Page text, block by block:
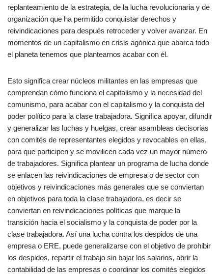
replanteamiento de la estrategia, de la lucha revolucionaria y de
organización que ha permitido conquistar derechos y
reivindicaciones para después retroceder y volver avanzar. En
momentos de un capitalismo en crisis agónica que abarca todo
el planeta tenemos que plantearnos acabar con él.
Esto significa crear núcleos militantes en las empresas que
comprendan cómo funciona el capitalismo y la necesidad del
comunismo, para acabar con el capitalismo y la conquista del
poder político para la clase trabajadora. Significa apoyar, difundir
y generalizar las luchas y huelgas, crear asambleas decisorias
con comités de representantes elegidos y revocables en ellas,
para que participen y se movilicen cada vez un mayor número
de trabajadores. Significa plantear un programa de lucha donde
se enlacen las reivindicaciones de empresa o de sector con
objetivos y reivindicaciones más generales que se conviertan
en objetivos para toda la clase trabajadora, es decir se
conviertan en reivindicaciones políticas que marque la
transición hacia el socialismo y la conquista de poder por la
clase trabajadora. Así una lucha contra los despidos de una
empresa o ERE, puede generalizarse con el objetivo de prohibir
los despidos, repartir el trabajo sin bajar los salarios, abrir la
contabilidad de las empresas o coordinar los comités elegidos